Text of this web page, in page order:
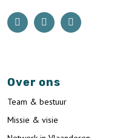
Over ons
Team & bestuur
Missie & visie